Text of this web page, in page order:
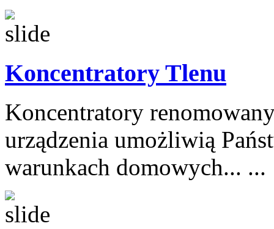
Koncentratory Tlenu
Koncentratory
urządzenia umożliwią
warunkach domowych... ...